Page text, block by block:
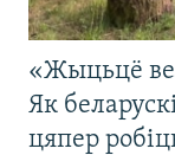
«Жыцьцё
Як
цяпер